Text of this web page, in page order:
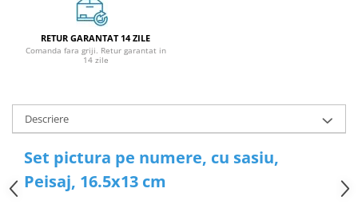
RETUR GARANTAT 14 ZILE
Comanda fara griji. Retur garantat in
14 zile
Descriere
Set pictura pe numere, cu sasiu,
Peisaj, 16.5x13 cm